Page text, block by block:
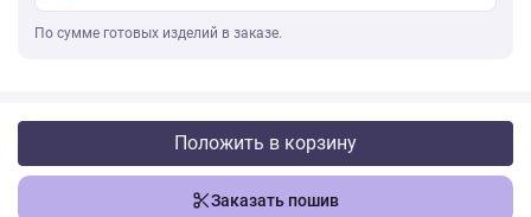
По сумме готовых изделий в заказе.
Положить в корзину
Заказать пошив